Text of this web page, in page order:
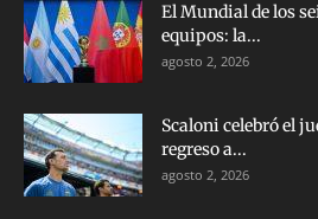
El Mundial de los
equipos: la...
agosto 2, 2026
Scaloni celebró el
regreso a...
agosto 2, 2026